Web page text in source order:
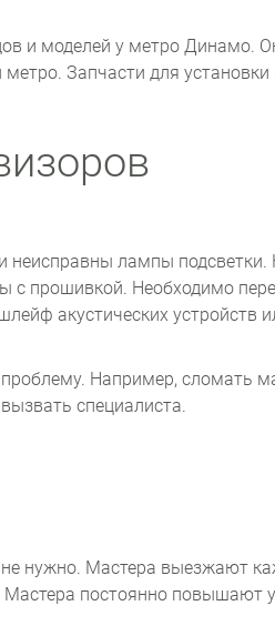
и моделей у метро Динамо.
Запчасти для
неисправны лампы
прошивкой. Необходимо
акустических устройств
Например, сломать
специалиста.
нужно. Мастера выезжают
постоянно повышают